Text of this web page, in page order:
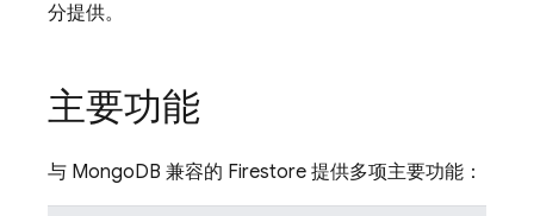
分提供。
主要功能
与 MongoDB 兼容的 Firestore 提供多项主要功能：